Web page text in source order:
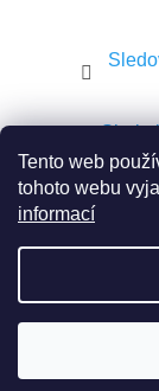
Tento web
tohoto webu
informací
Copyright